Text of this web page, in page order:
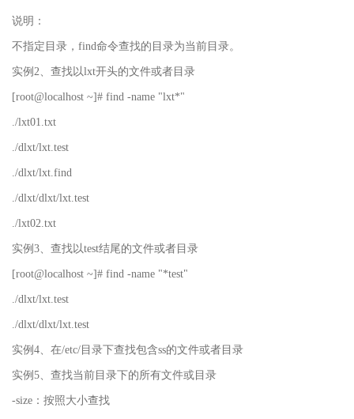
说明：
不指定目录，find命令查找的目录为当前目录。
实例2、查找以lxt开头的文件或者目录
[root@localhost ~]# find -name "lxt*"
./lxt01.txt
./dlxt/lxt.test
./dlxt/lxt.find
./dlxt/dlxt/lxt.test
./lxt02.txt
实例3、查找以test结尾的文件或者目录
[root@localhost ~]# find -name "*test"
./dlxt/lxt.test
./dlxt/dlxt/lxt.test
实例4、在/etc/目录下查找包含ss的文件或者目录
实例5、查找当前目录下的所有文件或目录
-size：按照大小查找